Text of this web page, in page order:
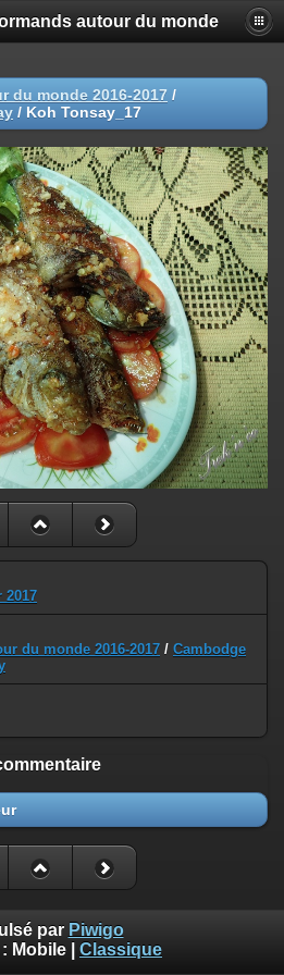
autour du monde
du monde 2016-2017 /
/ Koh Tonsay_17
2017
du monde 2016-2017 / Cambodge
par Piwigo
Mobile Classique